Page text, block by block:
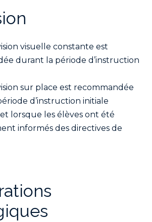
visuelle constante est
durant la période d’instruction
sur place est recommandée
d’instruction initiale
lorsque les élèves ont été
informés des directives de